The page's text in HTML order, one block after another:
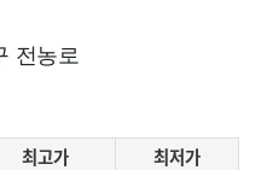
전농로
최고가
최저가